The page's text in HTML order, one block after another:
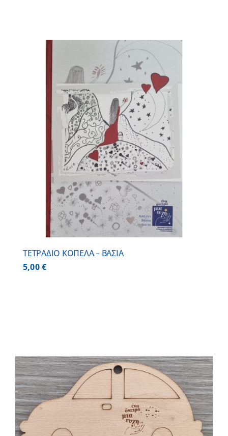
ΤΕΤΡΑΔΙΟ ΚΟΠΕΛΑ – ΒΑΣΙΑ
5,00€